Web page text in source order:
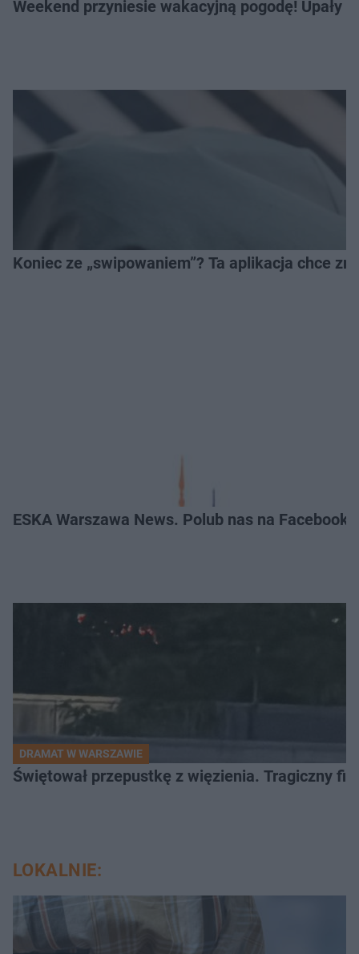
Weekend przyniesie wakacyjną pogodę! Upały
Koniec ze „swipowaniem”? Ta aplikacja chce
ESKA Warszawa News. Polub nas na
DRAMAT W WARSZAWIE
Świętował przepustkę z więzienia. Tragiczny
LOKALNIE: